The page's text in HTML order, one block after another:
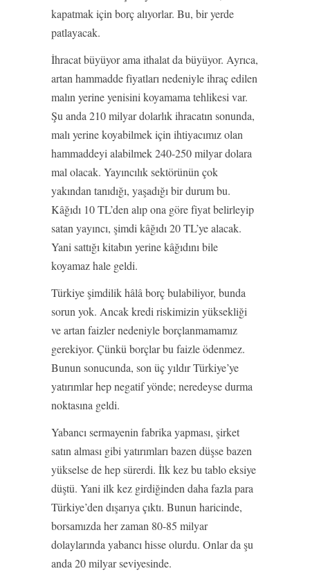
kapatmak için borç alıyorlar. Bu, bir yerde
patlayacak.
İhracat büyüyor ama ithalat da büyüyor. Ayrıca,
artan hammadde fiyatları nedeniyle ihraç edilen
malın yerine yenisini koyamama tehlikesi var.
Şu anda 210 milyar dolarlık ihracatın sonunda,
malı yerine koyabilmek için ihtiyacımız olan
hammaddeyi alabilmek 240-250 milyar dolara
mal olacak. Yayıncılık sektörünün çok
yakından tanıdığı, yaşadığı bir durum bu.
Kâğıdı 10 TL’den alıp ona göre fiyat belirleyip
satan yayıncı, şimdi kâğıdı 20 TL’ye alacak.
Yani sattığı kitabın yerine kâğıdını bile
koyamaz hale geldi.
Türkiye şimdilik hâlâ borç bulabiliyor, bunda
sorun yok. Ancak kredi riskimizin yüksekliği
ve artan faizler nedeniyle borçlanmamamız
gerekiyor. Çünkü borçlar bu faizle ödenmez.
Bunun sonucunda, son üç yıldır Türkiye’ye
yatırımlar hep negatif yönde; neredeyse durma
noktasına geldi.
Yabancı sermayenin fabrika yapması, şirket
satın alması gibi yatırımları bazen düşse bazen
yükselse de hep sürerdi. İlk kez bu tablo eksiye
düştü. Yani ilk kez girdiğinden daha fazla para
Türkiye’den dışarıya çıktı. Bunun haricinde,
borsamızda her zaman 80-85 milyar
dolaylarında yabancı hisse olurdu. Onlar da şu
anda 20 milyar seviyesinde.